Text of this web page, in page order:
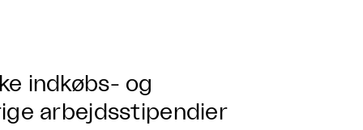
indkøbs- og
arbejdsstipendier